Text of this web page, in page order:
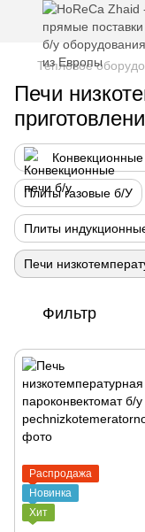
Тепловое
Печи
Плиты газовые б/У
Плиты
Печи
Фильтр
Распродажа
Новинка
Хит